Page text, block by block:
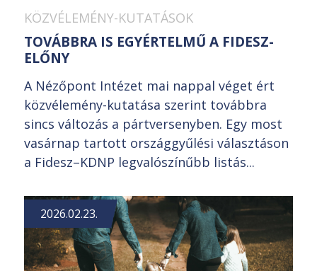
KÖZVÉLEMÉNY-KUTATÁSOK
TOVÁBBRA IS EGYÉRTELMŰ A FIDESZ-
ELŐNY
A Nézőpont Intézet mai nappal véget ért
közvélemény-kutatása szerint továbbra
sincs változás a pártversenyben. Egy most
vasárnap tartott országgyűlési választáson
a Fidesz–KDNP legvalószínűbb listás...
2026.02.23.